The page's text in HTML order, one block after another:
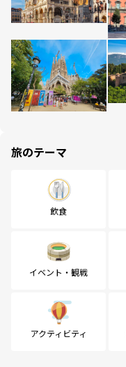
旅のテーマ
飲食
イベント・観戦
アクティビティ